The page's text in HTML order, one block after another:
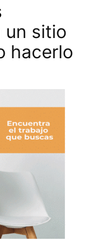
un sitio
hacerlo